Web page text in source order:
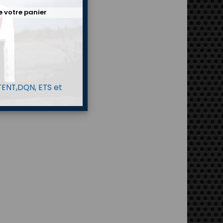
votre panier
ETS et